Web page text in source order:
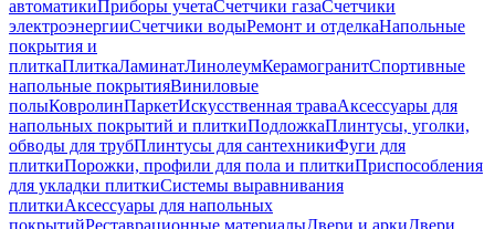
автоматикиПриборы учетаСчетчики газаСчетчики
электроэнергииСчетчики водыРемонт и отделкаНапольные
покрытия и
плиткаПлиткаЛаминатЛинолеумКерамогранитСпортивные
напольные покрытияВиниловые
полыКовролинПаркетИскусственная траваАксессуары для
напольных покрытий и плиткиПодложкаПлинтусы, уголки,
обводы для трубПлинтусы для сантехникиФуги для
плиткиПорожки, профили для пола и плиткиПриспособления
для укладки плиткиСистемы выравнивания
плиткиАксессуары для напольных
покрытийРеставрационные материалыДвери и аркиДвери